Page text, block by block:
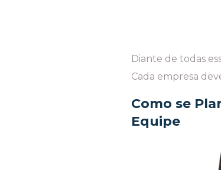
Diante de todas
Cada empresa
Como se
Equipe